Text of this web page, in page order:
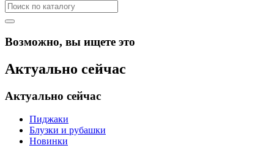
Возможно, вы ищете это
Актуально сейчас
Актуально сейчас
Пиджаки
Блузки и рубашки
Новинки